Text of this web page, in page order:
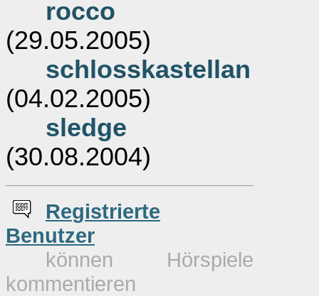
rocco
(29.05.2005)
schlosskastellan
(04.02.2005)
sledge
(30.08.2004)
Registrierte
Benutzer
können Hörspiele
kommentieren